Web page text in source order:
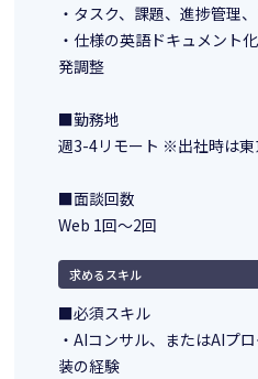
・タスク、課題、進捗管理
・仕様の英語ドキュメント
発調整
■勤務地
週3-4リモート ※出社時は東
■面談回数
Web 1回～2回
求めるスキル
■必須スキル
・AIコンサル、またはAIプ
装の経験